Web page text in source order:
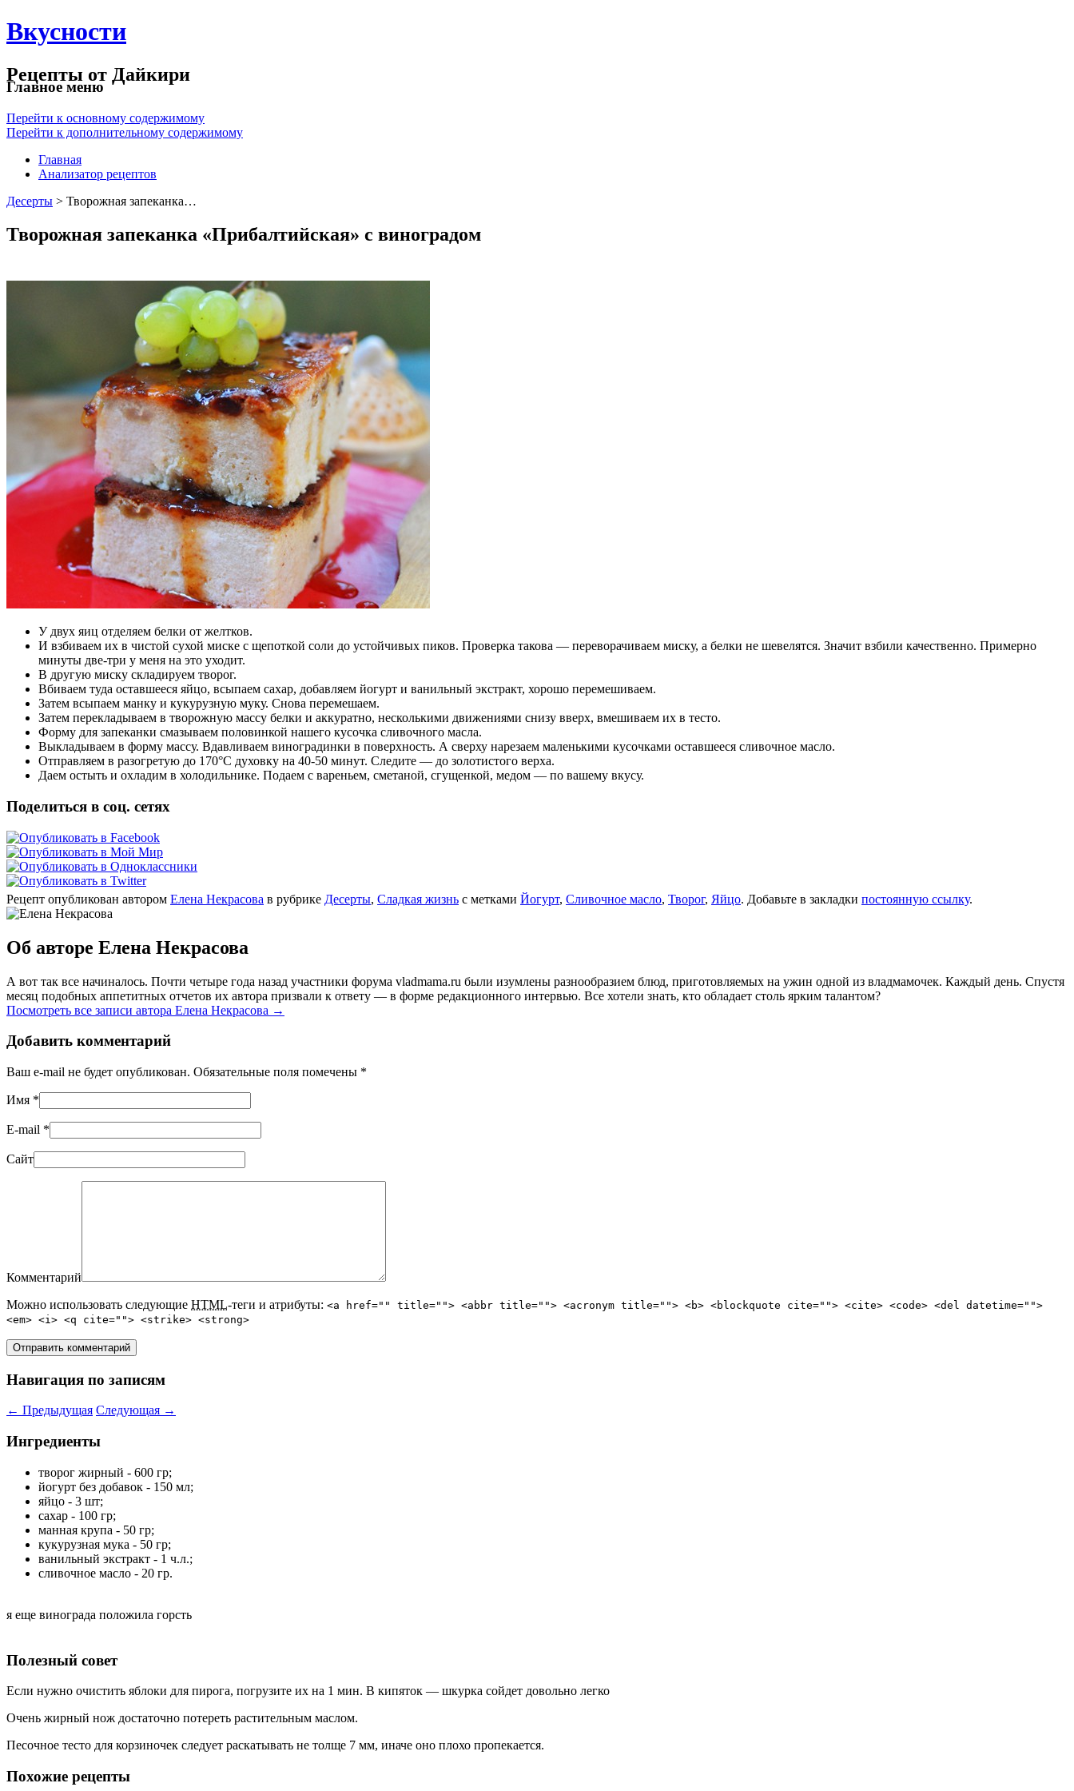
Вкусности
Рецепты от Дайкири
Главное меню
Перейти к основному содержимому
Перейти к дополнительному содержимому
Главная
Анализатор рецептов
Десерты > Творожная запеканка…
Творожная запеканка «Прибалтийская» с виноградом
У двух яиц отделяем белки от желтков.
И взбиваем их в чистой сухой миске с щепоткой соли до устойчивых пиков. Проверка такова — переворачиваем миску, а белки не шевелятся. Значит взбили качественно. Примерно
минуты две-три у меня на это уходит.
В другую миску складируем творог.
Вбиваем туда оставшееся яйцо, всыпаем сахар, добавляем йогурт и ванильный экстракт, хорошо перемешиваем.
Затем всыпаем манку и кукурузную муку. Снова перемешаем.
Затем перекладываем в творожную массу белки и аккуратно, несколькими движениями снизу вверх, вмешиваем их в тесто.
Форму для запеканки смазываем половинкой нашего кусочка сливочного масла.
Выкладываем в форму массу. Вдавливаем виноградинки в поверхность. А сверху нарезаем маленькими кусочками оставшееся сливочное масло.
Отправляем в разогретую до 170°C духовку на 40-50 минут. Следите — до золотистого верха.
Даем остыть и охладим в холодильнике. Подаем с вареньем, сметаной, сгущенкой, медом — по вашему вкусу.
Поделиться в соц. сетях
Рецепт опубликован автором Елена Некрасова в рубрике Десерты, Сладкая жизнь с метками Йогурт, Сливочное масло, Творог, Яйцо. Добавьте в закладки постоянную ссылку.
Об авторе Елена Некрасова
А вот так все начиналось. Почти четыре года назад участники форума vladmama.ru были изумлены разнообразием блюд, приготовляемых на ужин одной из владмамочек. Каждый день. Спустя
месяц подобных аппетитных отчетов их автора призвали к ответу — в форме редакционного интервью. Все хотели знать, кто обладает столь ярким талантом?
Посмотреть все записи автора Елена Некрасова →
Добавить комментарий
Ваш e-mail не будет опубликован. Обязательные поля помечены *
Имя *
E-mail *
Сайт
Комментарий
Можно использовать следующие HTML-теги и атрибуты: <a href="" title=""> <abbr title=""> <acronym title=""> <b> <blockquote cite=""> <cite> <code> <del datetime="">
<em> <i> <q cite=""> <strike> <strong>
Навигация по записям
← Предыдущая Следующая →
Ингредиенты
творог жирный - 600 гр;
йогурт без добавок - 150 мл;
яйцо - 3 шт;
сахар - 100 гр;
манная крупа - 50 гр;
кукурузная мука - 50 гр;
ванильный экстракт - 1 ч.л.;
сливочное масло - 20 гр.
я еще винограда положила горсть
Полезный совет
Если нужно очистить яблоки для пирога, погрузите их на 1 мин. В кипяток — шкурка сойдет довольно легко
Очень жирный нож достаточно потереть растительным маслом.
Песочное тесто для корзиночек следует раскатывать не толще 7 мм, иначе оно плохо пропекается.
Похожие рецепты